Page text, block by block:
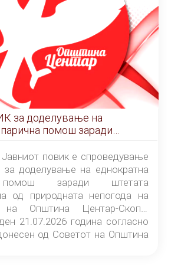
на
помош заради
подрачјето на Општина
повик е спроведување
за доделување на еднократна
заради штетата
од природната непогода на
на Општина Центар-Скопје
21.07.2026 година согласно
од Советот на Општина